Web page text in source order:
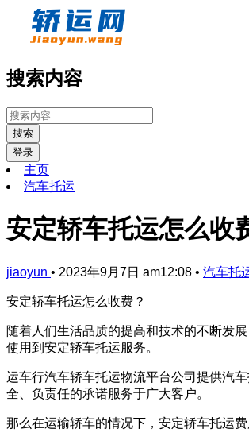
搜索内容
搜索
登录
主页
汽车托运
安定轿车托运怎么收
jiaoyun • 2023年9月7日 am12:08 • 汽车托
安定轿车托运怎么收费？
随着人们生活品质的提高和技术的不断发
使用到安定轿车托运服务。
运车行汽车轿车托运物流平台公司提供汽
全、负责任的承诺服务于广大客户。
那么在运输轿车的情况下，安定轿车托运